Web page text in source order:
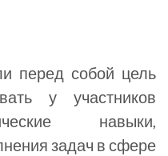
перед собой цель
у участников
навыки,
задач в сфере